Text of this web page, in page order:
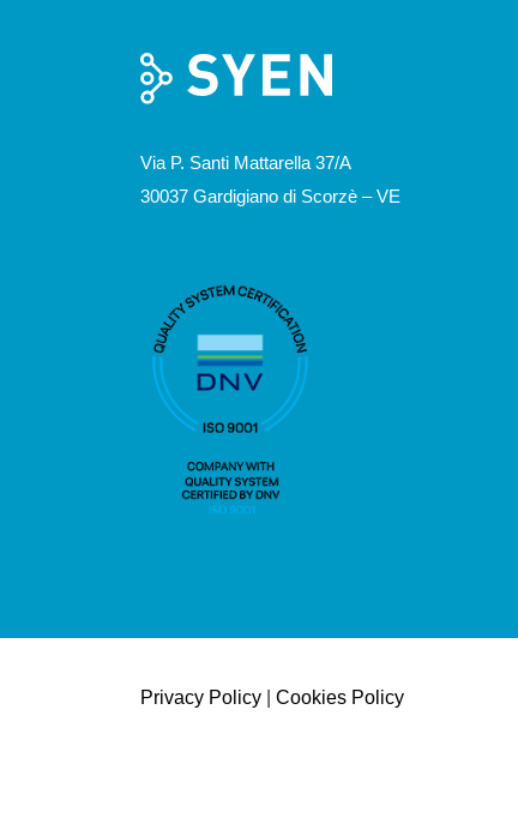
Via P. Santi Mattarella 37/A
30037 Gardigiano di Scorzè – VE
Privacy Policy Cookies Policy